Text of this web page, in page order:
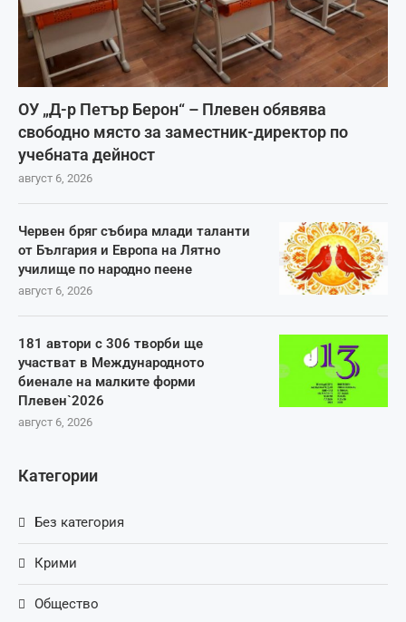
ОУ „Д-р Петър Берон“ – Плевен обявява
свободно място за заместник-директор по
учебната дейност
август 6, 2026
Червен бряг събира млади таланти
от България и Европа на Лятно
училище по народно пеене
август 6, 2026
181 автори с 306 творби ще
участват в Международното
биенале на малките форми
Плевен`2026
август 6, 2026
Категории
Без категория
Крими
Общество